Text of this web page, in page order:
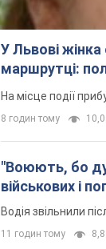
У Львові
маршрутці:
На місце події
8 годин тому 10,0
"Воюють, бо
військових і
Водія звільнили
11 годин тому 8,8